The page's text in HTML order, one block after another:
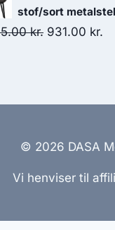
stof/sort metalstel
kr. 931.00 kr.
© 2026 DASA
Vi henviser til